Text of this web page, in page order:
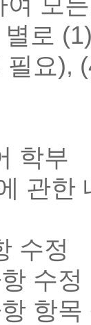
로
요),
학부
관한
수정
수정
항목